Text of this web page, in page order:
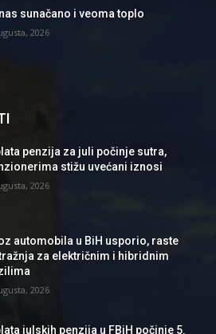
sunačano i veoma toplo
2026
penzija za juli počinje sutra,
stižu uvećani iznosi
2026
automobila u BiH usporio, raste
za električnim i hibridnim
2026
julskih penzija u FBiH počinje 5.